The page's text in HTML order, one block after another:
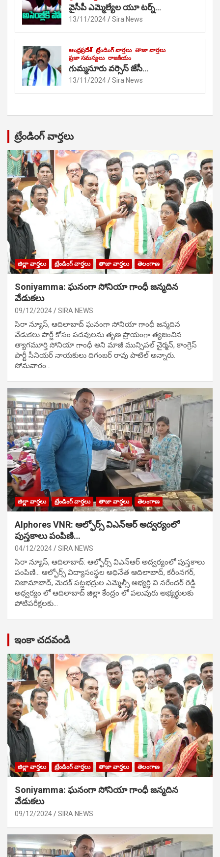
వైసీపీ ఎమ్మెల్యేల యూ టర్న్…
13/11/2024 Sira News
ఆంధ్రప్రదేశ్ ట్రేండింగ్ వార్తలు తాజా వార్తలు
ప్రజా సమస్యలు రాజకీయం
గుమ్మనూరు వర్సెస్ జేసీ…
13/11/2024 Sira News
ట్రేండింగ్ వార్తలు
జిల్లా వార్తలు ట్రేండింగ్ వార్తలు తాజా వార్తలు తెలంగాణ
Soniyamma: ఘ‌నంగా సోనియా గాంధీ జ‌న్మ‌దిన
వేడుక‌లు
09/12/2024 SIRA NEWS
సిరా న్యూస్, ఆదిలాబాద్ ఘ‌నంగా సోనియా గాంధీ జ‌న్మ‌దిన
వేడుక‌లు పార్టీ కోసం ప‌ద‌వుల‌ను తృణ ప్రాయంగా త్య‌జించిన
త్యాగమూర్తి సోనియా గాంధీ అని మాజీ మున్సిప‌ల్ చైర్మ‌న్, కాంగ్రెస్
పార్టీ సీనియ‌ర్ నాయ‌కులు దిగంబ‌ర్ రావు పాటిల్ అన్నారు.
సోమవారం…
జిల్లా వార్తలు ట్రేండింగ్ వార్తలు తాజా వార్తలు తెలంగాణ
Alphores VNR: ఆల్ఫోర్స్ విఎన్ఆర్ అద్వర్యంలో
పుస్తకాలు పంపిణి…
04/12/2024 SIRA NEWS
సిరా న్యూస్, ఆదిలాబాద్: ఆల్ఫోర్స్ విఎన్ఆర్ అద్వర్యంలో పుస్తకాలు
పంపిణి… ఆల్ఫోర్స్ విద్యాసంస్థల అధినేత ఆదిలాబాద్, కరీంనగర్,
నిజామాబాద్, మెదక్ పట్టభద్రుల ఎమ్మెల్సీ అభ్యర్థి వి నరేందర్ రెడ్డి
అధ్వర్యం లో ఆదిలాబాద్ జిల్లా కేంద్రం లో పలువురు అభ్యర్థులకు
పోటిప‌రీక్ష‌ల‌కు…
ఇంకా చదవండి
జిల్లా వార్తలు ట్రేండింగ్ వార్తలు తాజా వార్తలు తెలంగాణ
Soniyamma: ఘ‌నంగా సోనియా గాంధీ జ‌న్మ‌దిన
వేడుక‌లు
09/12/2024 SIRA NEWS